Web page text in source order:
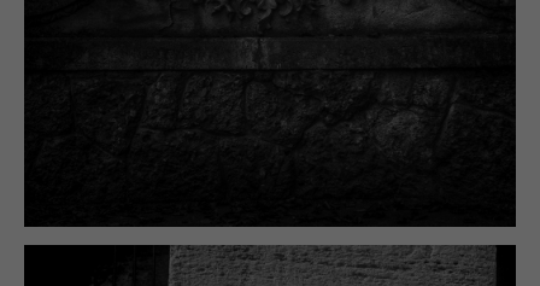
will
disappear
website.
behavior as